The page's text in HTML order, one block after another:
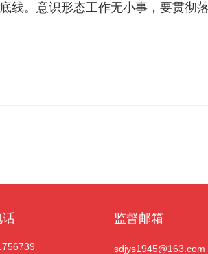
线。意识形态工作无小事，要贯彻
话 监督邮箱
sdjys1945@163.com